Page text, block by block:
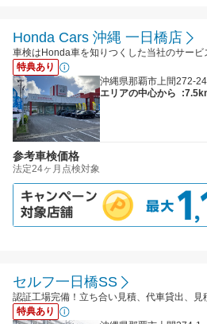
Honda Cars 沖縄 一日橋店
車検はHonda車を知りつくした当社のサービ
特典あり
沖縄県那覇市上間272-24
エリアの中心から
参考車検価格
法定24ヶ月点検対象
セルフ一日橋SS
認証工場完備！立ち合い見積、代車貸出、見
特典あり